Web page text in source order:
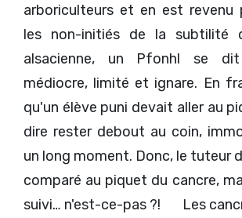
arboriculteurs et en est revenu
les non-initiés de la subtilité
alsacienne, un Pfonhl se
médiocre, limité et ignare. En
qu'un élève puni devait aller au
dire rester debout au coin,
un long moment. Donc, le tuteur
comparé au piquet du cancre,
suivi… n'est-ce-pas ?! Les